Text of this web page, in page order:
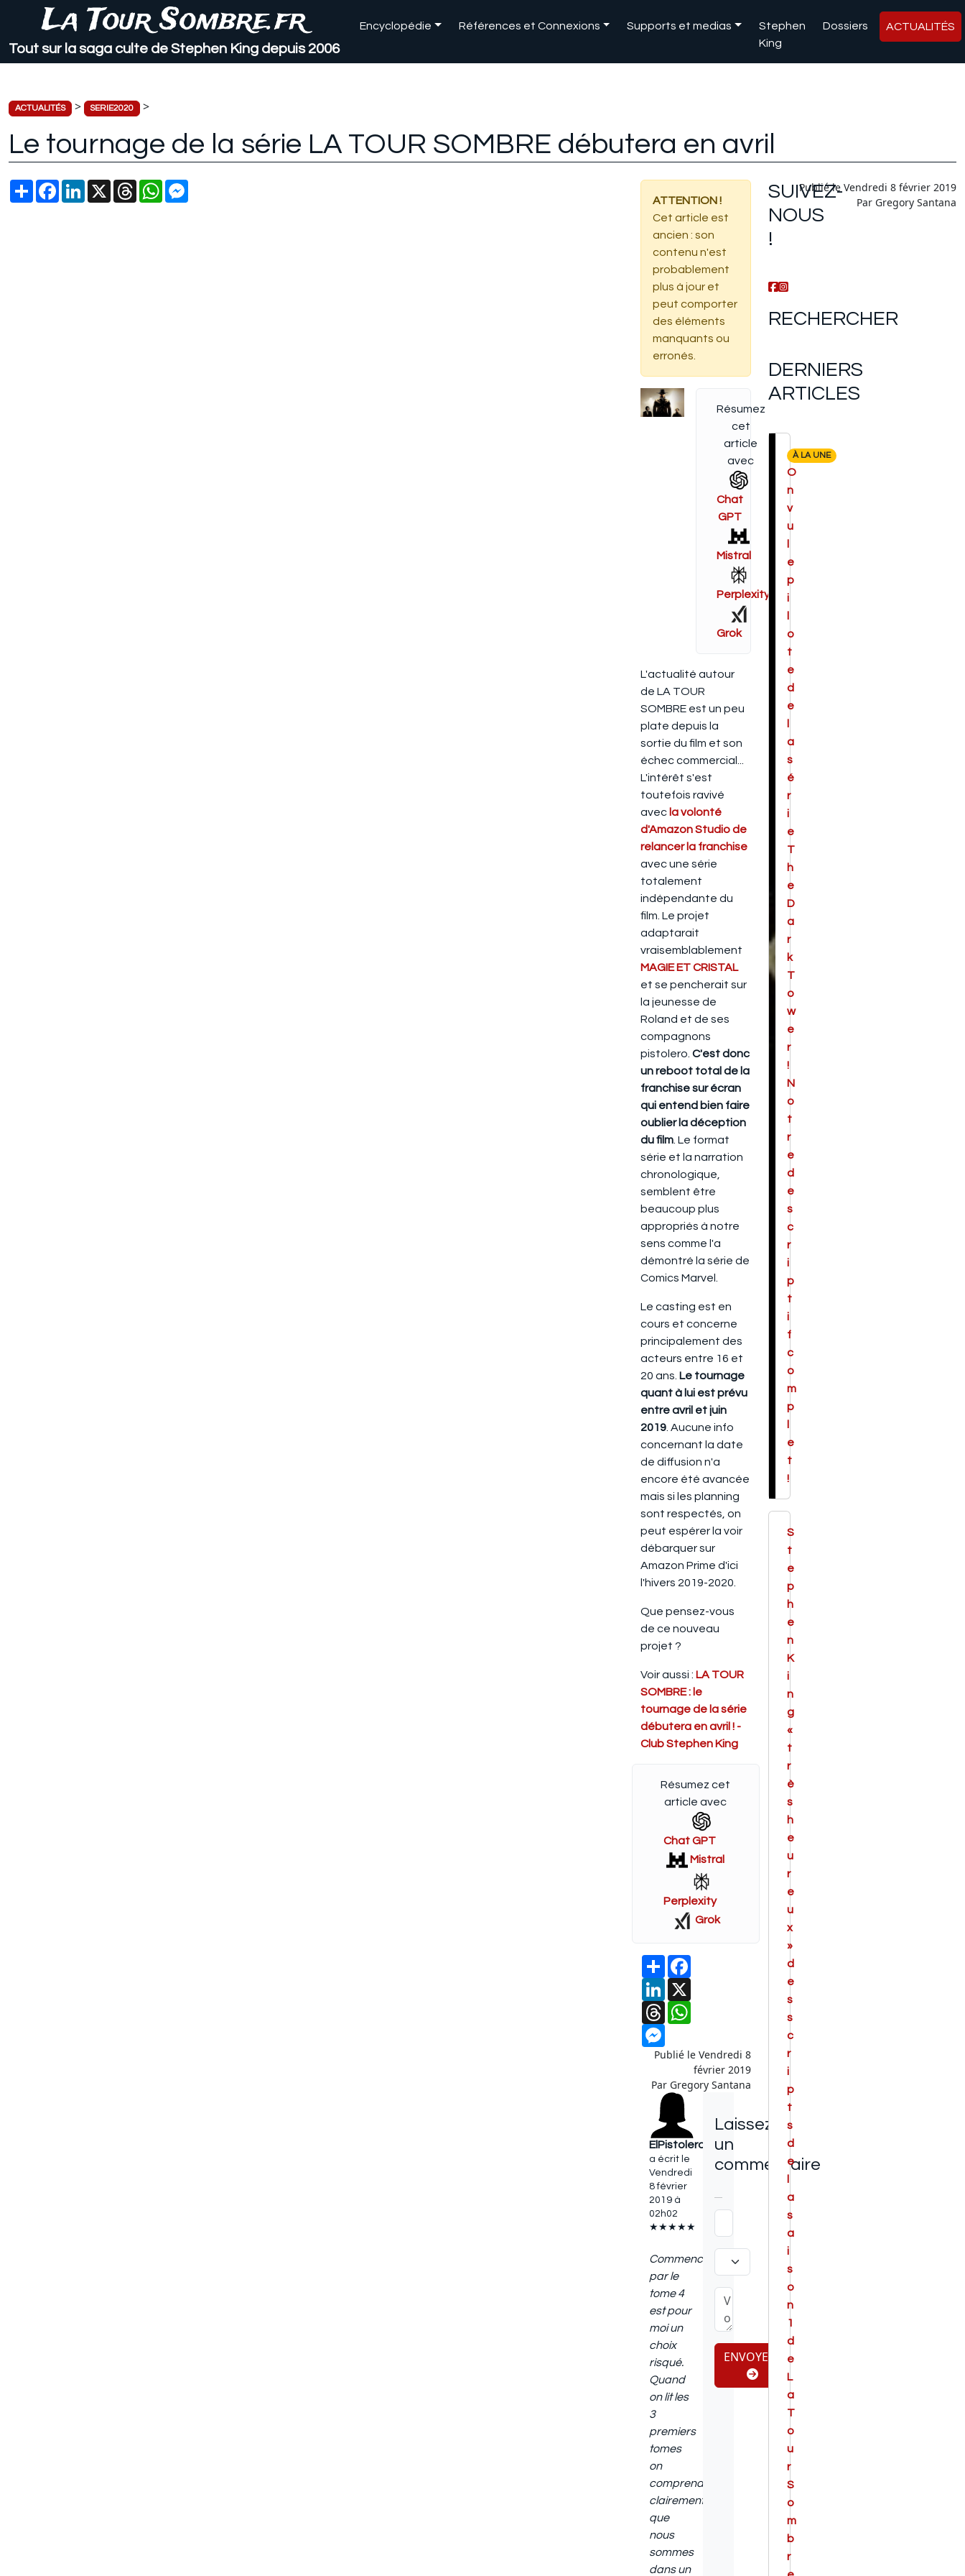
La Tour Sombre.fr
Tout sur la saga culte de Stephen King depuis 2006
Encyclopédie Références et Connexions Supports et medias
Stephen
King
Dossiers ACTUALITÉS
ACTUALITÉS > SERIE2020 >
Le tournage de la série LA TOUR SOMBRE débutera en avril
PartagerFacebook
LinkedIn
X ThreadsWhatsApp
Publié le Vendredi 8 février 2019
Par Gregory Santana
ATTENTION !
Cet article est
ancien : son
contenu n'est
probablement
plus à jour et
peut comporter
des éléments
manquants ou
erronés.
Résumez
cet
article
avec
Chat
GPT
Mistral
Perplexity
Grok
L'actualité autour
de LA TOUR
SOMBRE est un peu
plate depuis la
sortie du film et son
échec commercial...
L'intérêt s'est
toutefois ravivé
avec la volonté
d'Amazon Studio de
relancer la franchise
avec une série
totalement
indépendante du
film. Le projet
adaptarait
vraisemblablement
MAGIE ET CRISTAL
et se pencherait sur
la jeunesse de
Roland et de ses
compagnons
pistolero. C'est donc
un reboot total de la
franchise sur écran
qui entend bien faire
oublier la déception
du film . Le format
série et la narration
chronologique,
semblent être
beaucoup plus
appropriés à notre
sens comme l'a
démontré la série de
Comics Marvel.
Le casting est en
cours et concerne
principalement des
acteurs entre 16 et
20 ans. Le tournage
quant à lui est prévu
entre avril et juin
2019 . Aucune info
concernant la date
de diffusion n'a
encore été avancée
mais si les planning
sont respectés, on
peut espérer la voir
débarquer sur
Amazon Prime d'ici
l'hivers 2019-2020.
Que pensez-vous
de ce nouveau
projet ?
Voir aussi : LA TOUR
SOMBRE : le
tournage de la série
débutera en avril ! -
Club Stephen King
Résumez cet
article avec
Chat GPT
Mistral
Perplexity
Grok
Partager
LinkedIn
Threads
Publié le Vendredi 8
février 2019
Par Gregory Santana
ElPistolero78s
a écrit le
Vendredi
8 février
2019 à
02h02
★★★★★
Commencer
par le
tome 4
est pour
moi un
choix
risqué.
Quand
on lit les
3
premiers
tomes
on
comprend
clairement
que
nous
sommes
dans un
Laissez
un
commentaire
ENVOYER
SUIVEZ-
NOUS
!
RECHERCHER
DERNIERS
ARTICLES
À LA UNE
O
n
v
u
e
p
i
o
t
e
d
e
a
s
é
r
i
e
T
h
e
D
a
r
k
T
o
w
e
r
!
N
o
t
r
e
d
e
s
c
r
i
p
t
i
f
c
o
m
p
e
t
!
S
t
e
p
h
e
n
K
i
n
g
«
t
r
è
s
h
e
u
r
e
u
x
»
d
e
s
s
c
r
i
p
t
s
d
e
a
s
a
i
s
o
n
1
d
e
L
a
T
o
u
r
S
o
m
b
r